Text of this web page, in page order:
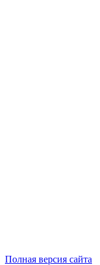
Полная версия сайта